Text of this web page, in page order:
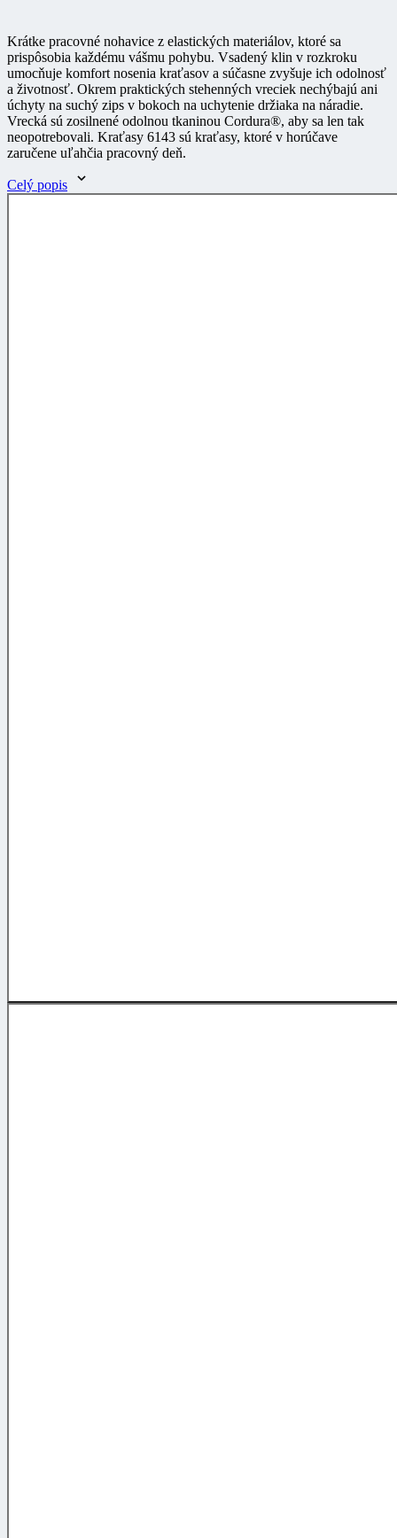
umocňuje komfort nosenia kraťasov a súčasne zvyšuje ich odolnosť
a životnosť. Okrem praktických stehenných vreciek nechýbajú ani
úchyty na suchý zips v bokoch na uchytenie držiaka na náradie.
Vrecká sú zosilnené odolnou tkaninou Cordura®, aby sa len tak
neopotrebovali. Kraťasy 6143 sú kraťasy, ktoré v horúčave
zaručene uľahčia pracovný deň.
Celý popis